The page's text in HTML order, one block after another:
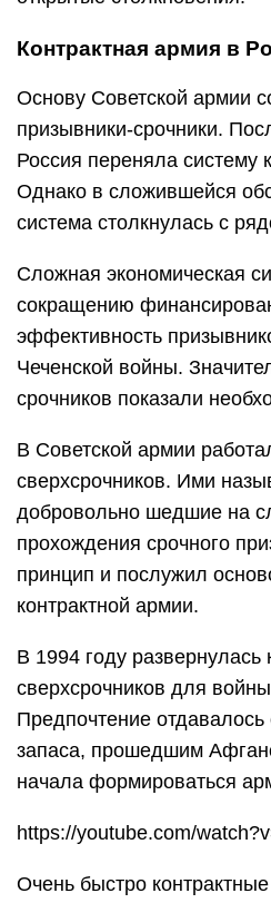
Контрактная армия в
Основу Советской армии
призывники-срочники.
Россия переняла систему
Однако в сложившейся
система столкнулась с
Сложная экономическая
сокращению
эффективность
Чеченской войны.
срочников показали
В Советской армии
сверхсрочников. Ими
добровольно шедшие на
прохождения срочного
принцип и послужил
контрактной армии.
В 1994 году
сверхсрочников для
Предпочтение
запаса, прошедшим
начала формироваться
https://youtube.com/
Очень быстро